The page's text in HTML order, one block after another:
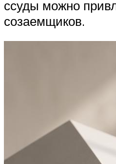
ссуды можно
созаемщиков.